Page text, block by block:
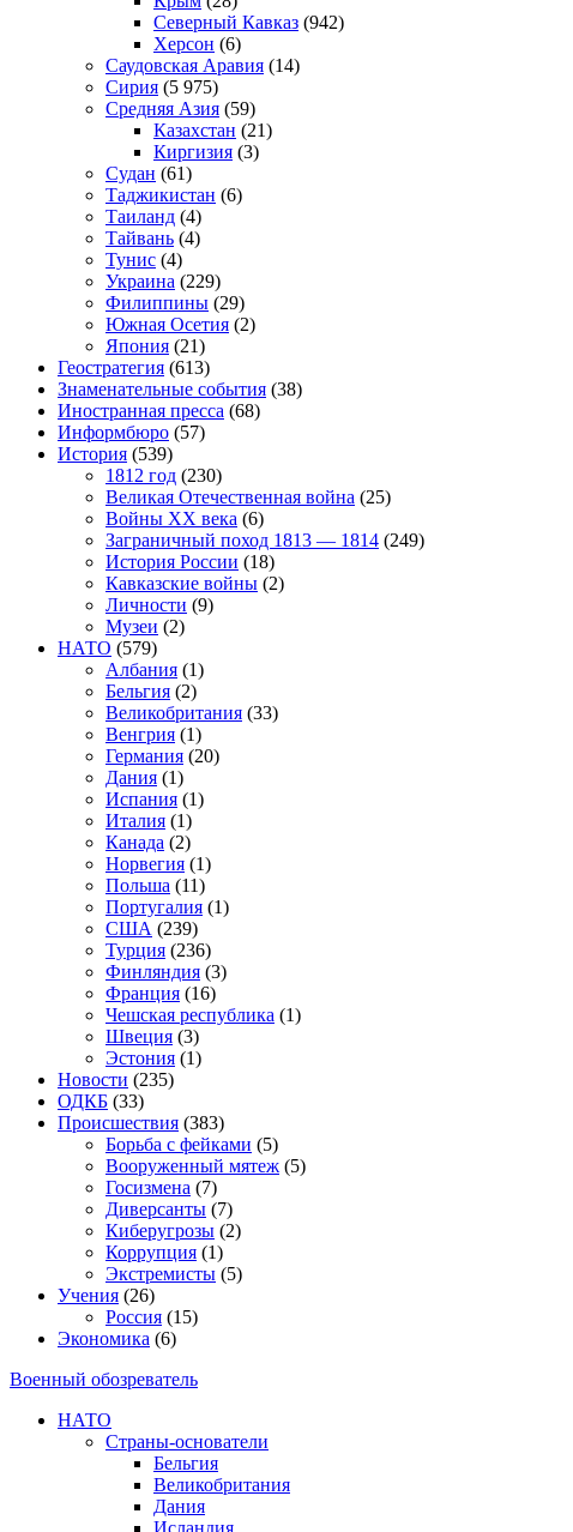
Северный Кавказ (942)
Херсон (6)
Саудовская Аравия (14)
Сирия (5 975)
Средняя Азия (59)
Казахстан (21)
Киргизия (3)
Судан (61)
Таджикистан (6)
Таиланд (4)
Тайвань (4)
Тунис (4)
Украина (229)
Филиппины (29)
Южная Осетия (2)
Япония (21)
Геостратегия (613)
Знаменательные события (38)
Иностранная пресса (68)
Информбюро (57)
История (539)
1812 год (230)
Великая Отечественная война (25)
Войны XX века (6)
Заграничный поход 1813 — 1814 (249)
История России (18)
Кавказские войны (2)
Личности (9)
Музеи (2)
НАТО (579)
Албания (1)
Бельгия (2)
Великобритания (33)
Венгрия (1)
Германия (20)
Дания (1)
Испания (1)
Италия (1)
Канада (2)
Норвегия (1)
Польша (11)
Португалия (1)
США (239)
Турция (236)
Финляндия (3)
Франция (16)
Чешская республика (1)
Швеция (3)
Эстония (1)
Новости (235)
ОДКБ (33)
Происшествия (383)
Борьба с фейками (5)
Вооруженный мятеж (5)
Госизмена (7)
Диверсанты (7)
Киберугрозы (2)
Коррупция (1)
Экстремисты (5)
Учения (26)
Россия (15)
Экономика (6)
Военный обозреватель
НАТО
Страны-основатели
Бельгия
Великобритания
Дания